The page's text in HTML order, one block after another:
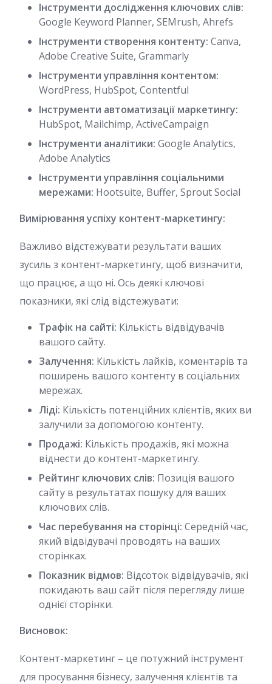
Інструменти дослідження ключових слів:
Google Keyword Planner, SEMrush, Ahrefs
Інструменти створення контенту: Canva,
Adobe Creative Suite, Grammarly
Інструменти управління контентом:
WordPress, HubSpot, Contentful
Інструменти автоматизації маркетингу:
HubSpot, Mailchimp, ActiveCampaign
Інструменти аналітики: Google Analytics,
Adobe Analytics
Інструменти управління соціальними
мережами: Hootsuite, Buffer, Sprout Social
Вимірювання успіху контент-маркетингу:
Важливо відстежувати результати ваших
зусиль з контент-маркетингу, щоб визначити,
що працює, а що ні. Ось деякі ключові
показники, які слід відстежувати:
Трафік на сайті: Кількість відвідувачів
вашого сайту.
Залучення: Кількість лайків, коментарів та
поширень вашого контенту в соціальних
мережах.
Ліді: Кількість потенційних клієнтів, яких ви
залучили за допомогою контенту.
Продажі: Кількість продажів, які можна
віднести до контент-маркетингу.
Рейтинг ключових слів: Позиція вашого
сайту в результатах пошуку для ваших
ключових слів.
Час перебування на сторінці: Середній час,
який відвідувачі проводять на ваших
сторінках.
Показник відмов: Відсоток відвідувачів, які
покидають ваш сайт після перегляду лише
однієї сторінки.
Висновок:
Контент-маркетинг – це потужний інструмент
для просування бізнесу, залучення клієнтів та